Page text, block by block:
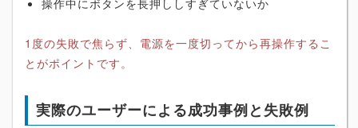
操作中にボタンを長押ししすぎていないか
1度の失敗で焦らず、電源を一度切ってから再操作するこ
とがポイントです。
実際のユーザーによる成功事例と失敗例